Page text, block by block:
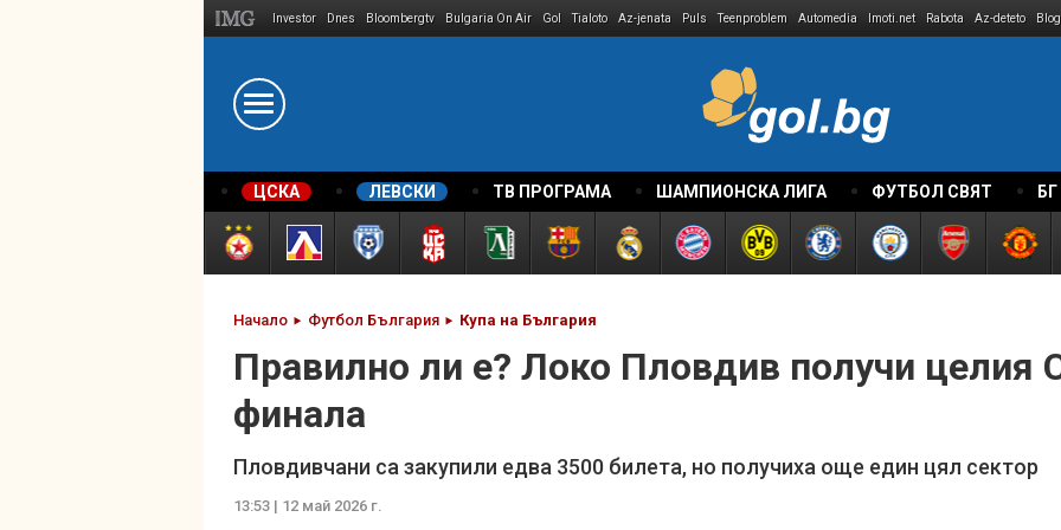
Investor Dnes Bloombergtv Bulgaria On Air Gol Tialoto Az-jenata Puls Teenproblem Automedia Imoti.net Rabota Az-deteto Blog
ЦСКА ЛЕВСКИ ТВ ПРОГРАМА ШАМПИОНСКА ЛИГА ФУТБОЛ СВЯТ
Начало Футбол България Купа на България
Правилно ли е? Локо Пловдив получи целия
финала
Пловдивчани са закупили едва 3500 билета, но получиха още един цял сектор
13:53 | 12 май 2026 г.